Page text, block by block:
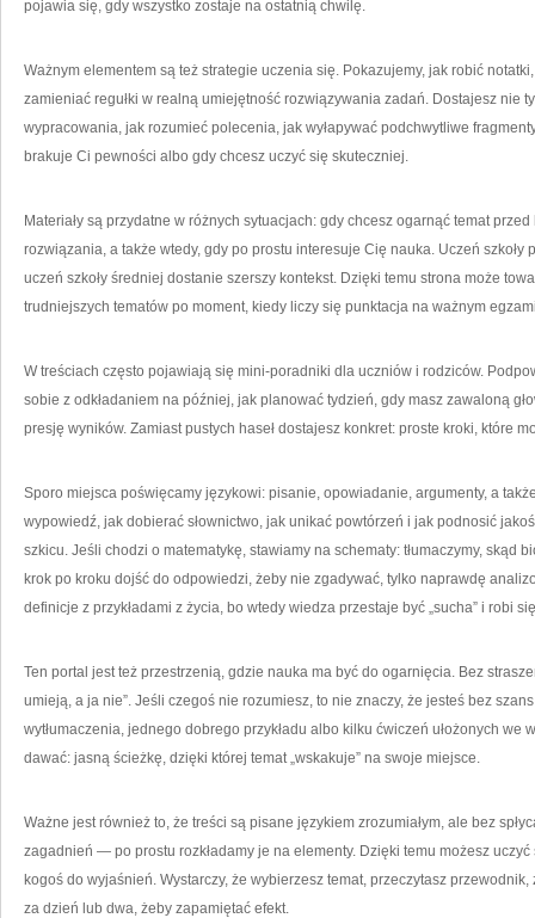
pojawia się, gdy wszystko zostaje na ostatnią chwilę.
Ważnym elementem są też strategie uczenia się. Pokazujemy, jak robić
zamieniać regułki w realną umiejętność rozwiązywania zadań. Dostajesz nie
wypracowania, jak rozumieć polecenia, jak wyłapywać podchwytliwe
brakuje Ci pewności albo gdy chcesz uczyć się skuteczniej.
Materiały są przydatne w różnych sytuacjach: gdy chcesz ogarnąć temat
rozwiązania, a także wtedy, gdy po prostu interesuje Cię nauka. Uczeń szkoły
uczeń szkoły średniej dostanie szerszy kontekst. Dzięki temu strona może
trudniejszych tematów po moment, kiedy liczy się punktacja na ważnym
W treściach często pojawiają się mini-poradniki dla uczniów i rodziców.
sobie z odkładaniem na później, jak planować tydzień, gdy masz zawaloną
presję wyników. Zamiast pustych haseł dostajesz konkret: proste kroki, które
Sporo miejsca poświęcamy językowi: pisanie, opowiadanie, argumenty, a
wypowiedź, jak dobierać słownictwo, jak unikać powtórzeń i jak podnosić
szkicu. Jeśli chodzi o matematykę, stawiamy na schematy: tłumaczymy, skąd
krok po kroku dojść do odpowiedzi, żeby nie zgadywać, tylko naprawdę
definicje z przykładami z życia, bo wtedy wiedza przestaje być „sucha” i robi
Ten portal jest też przestrzenią, gdzie nauka ma być do ogarnięcia. Bez
umieją, a ja nie”. Jeśli czegoś nie rozumiesz, to nie znaczy, że jesteś bez
wytłumaczenia, jednego dobrego przykładu albo kilku ćwiczeń ułożonych we
dawać: jasną ścieżkę, dzięki której temat „wskakuje” na swoje miejsce.
Ważne jest również to, że treści są pisane językiem zrozumiałym, ale bez
zagadnień — po prostu rozkładamy je na elementy. Dzięki temu możesz
kogoś do wyjaśnień. Wystarczy, że wybierzesz temat, przeczytasz
za dzień lub dwa, żeby zapamiętać efekt.